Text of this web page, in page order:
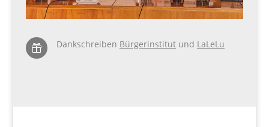
 Dankschreiben Bürgerinstitutund LaLeLu